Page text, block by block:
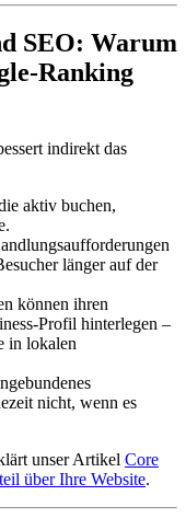
SEO: Warum
Ranking
indirekt das
aktiv buchen,
länger auf der
können ihren
Profil hinterlegen –
in lokalen
nicht, wenn es
unser Artikel Core
über Ihre Website.